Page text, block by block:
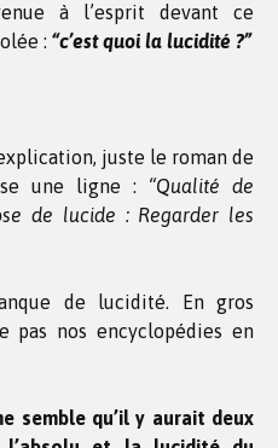
à l’esprit devant ce
: “c’est quoi la lucidité ?”
juste le roman de
une ligne : “Qualité de
de lucide : Regarder les
de lucidité. En gros
pas nos encyclopédies en
semble qu’il y aurait deux